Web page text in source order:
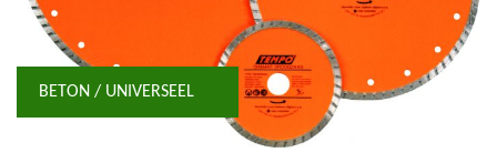
BETON / UNIVERSEEL